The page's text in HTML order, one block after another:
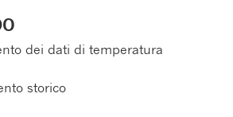
dei dati di temperatura
storico